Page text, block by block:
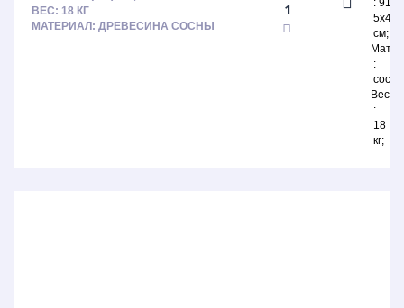
ВЕС: 18 КГ
МАТЕРИАЛ: ДРЕВЕСИНА СОСНЫ
91,
см
сосна
Вес
18
кг